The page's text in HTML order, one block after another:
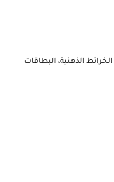
الخرائط الذهنية، البطاقات